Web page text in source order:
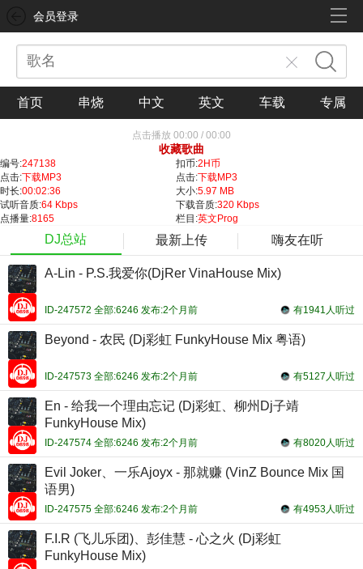
会员登录
首页 串烧 中文 英文 车载 专属
点击播放 00:00 / 00:00
收藏歌曲
编号:247138 扣币:2H币
点击:下载MP3 点击:下载MP3
时长:00:02:36 大小:5.97 MB
试听音质:64 Kbps 下载音质:320 Kbps
点播量:8165 栏目:英文Prog
DJ总站 最新上传 嗨友在听
A-Lin - P.S.我爱你(DjRer VinaHouse Mix)
有1941人听过
ID-247572 全部:6246 发布:2个月前
Beyond - 农民 (Dj彩虹 FunkyHouse Mix 粤语)
有5127人听过
ID-247573 全部:6246 发布:2个月前
En - 给我一个理由忘记 (Dj彩虹、柳州Dj子靖
FunkyHouse Mix)
有8020人听过
ID-247574 全部:6246 发布:2个月前
Evil Joker、一乐Ajoyx - 那就赚 (VinZ Bounce Mix 国
语男)
有4953人听过
ID-247575 全部:6246 发布:2个月前
F.I.R (飞儿乐团)、彭佳慧 - 心之火 (Dj彩虹
FunkyHouse Mix)